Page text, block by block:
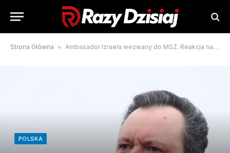
Strona Główna » Ambasador Izraela wezwany do MSZ. Reakcja na śmierć Polaka
POLSKA